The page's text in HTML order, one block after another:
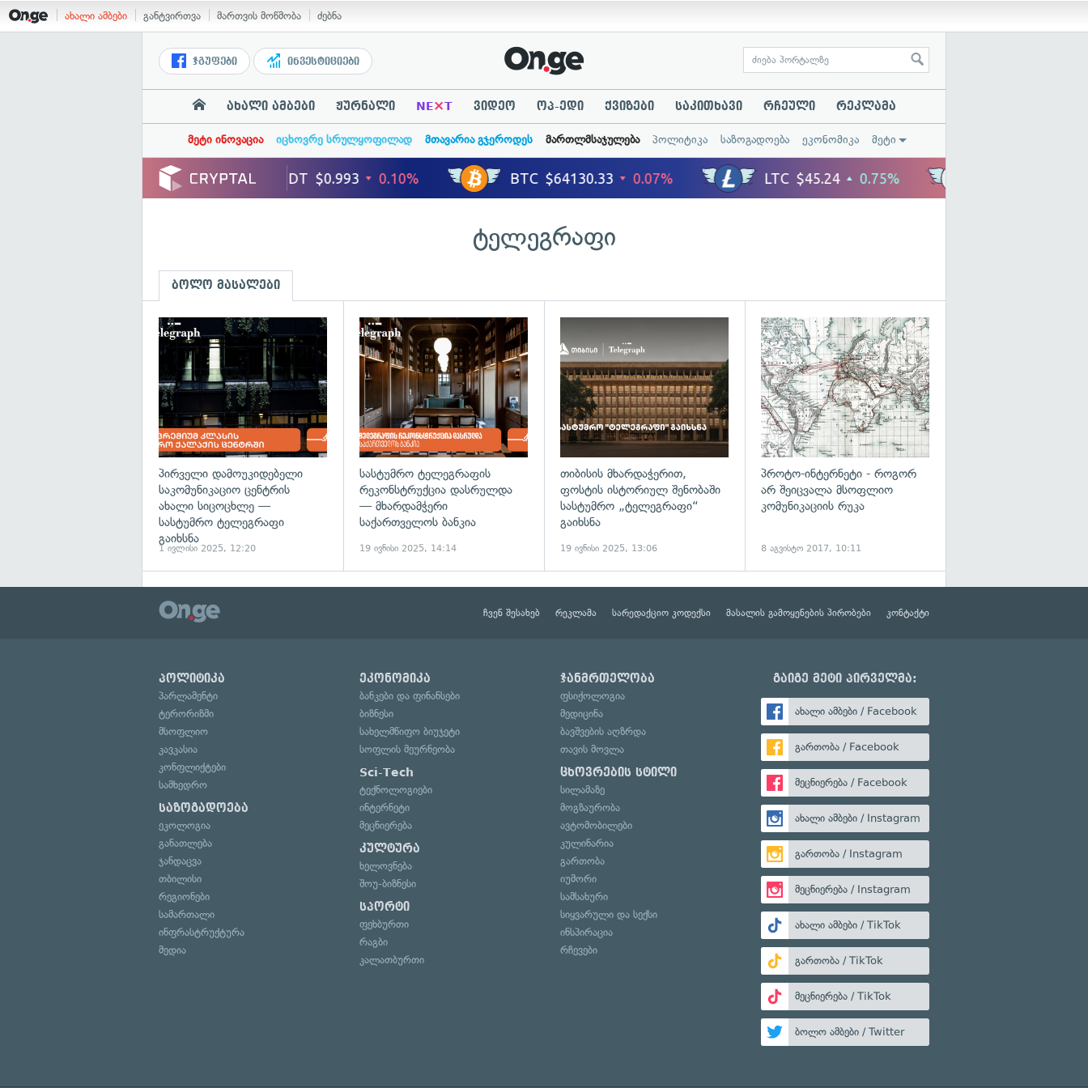
ახალი ამბები განტვირთვა მართვის მოწმობა ძებნა
ჯგუფები ინვესტიციები
ახალი ამბები ჟურნალი NE×T ვიდეო ოპ-ედი ქვიზები საკითხავი რჩეული რეკლამა
მეტი ინოვაცია იცხოვრე სრულყოფილად მთავარია გჯეროდეს მართლმსაჯულება პოლიტიკა საზოგადოება ეკონომიკა მეტი
ტელეგრაფი
ბოლო მასალები
პირველი დამოუკიდებელი
საკომუნიკაციო ცენტრის
ახალი სიცოცხლე —
სასტუმრო ტელეგრაფი
გაიხსნა
1 ივლისი 2025, 12:20
სასტუმრო ტელეგრაფის
რეკონსტრუქცია დასრულდა
— მხარდამჭერი
საქართველოს ბანკია
19 ივნისი 2025, 14:14
თიბისის მხარდაჭერით,
ფოსტის ისტორიულ შენობაში
სასტუმრო „ტელეგრაფი“
გაიხსნა
19 ივნისი 2025, 13:06
პროტო-ინტერნეტი - როგორ
არ შეიცვალა მსოფლიო
კომუნიკაციის რუკა
8 აგვისტო 2017, 10:11
ჩვენ შესახებ რეკლამა სარედაქციო კოდექსი მასალის გამოყენების პირობები კონტაქტი
პოლიტიკა
პარლამენტი
ტერორიზმი
მსოფლიო
კავკასია
კონფლიქტები
სამხედრო
საზოგადოება
ეკოლოგია
განათლება
ჯანდაცვა
თბილისი
რეგიონები
სამართალი
ინფრასტრუქტურა
მედია
ეკონომიკა
ბანკები და ფინანსები
ბიზნესი
სახელმწიფო ბიუჯეტი
სოფლის მეურნეობა
Sci-Tech
ტექნოლოგიები
ინტერნეტი
მეცნიერება
კულტურა
ხელოვნება
შოუ-ბიზნესი
სპორტი
ფეხბურთი
რაგბი
კალათბურთი
ჯანმრთელობა
ფსიქოლოგია
მედიცინა
ბავშვების აღზრდა
თავის მოვლა
ცხოვრების სტილი
სილამაზე
მოგზაურობა
ავტომობილები
კულინარია
გართობა
იუმორი
სამსახური
სიყვარული და სექსი
ინსპირაცია
რჩევები
გაიგე მეტი პირველმა:
ახალი ამბები / Facebook
გართობა / Facebook
მეცნიერება / Facebook
ახალი ამბები / Instagram
გართობა / Instagram
მეცნიერება / Instagram
ახალი ამბები / TikTok
გართობა / TikTok
მეცნიერება / TikTok
ბოლო ამბები / Twitter